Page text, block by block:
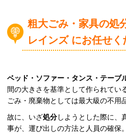
粗大ごみ・家具の処
レインズ にお任せく
ベッド・ソファー・タンス・テーブ
間の大きさを基準として作られてい
ごみ・廃棄物としては最大級の不用
故に、いざ処分しようとした際に、
事が、運び出しの方法と人員の確保。